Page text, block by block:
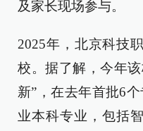
及家长现场参与。
2025年，北京科技
校。据了解，今年
新”，在去年首批6
业本科专业，包括